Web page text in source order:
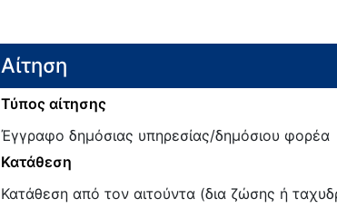
Αίτηση
Τύπος αίτησης
Έγγραφο δημόσιας υπηρεσίας/δημόσιου φορέα
Κατάθεση
Κατάθεση από τον αιτούντα (δια ζώσης ή